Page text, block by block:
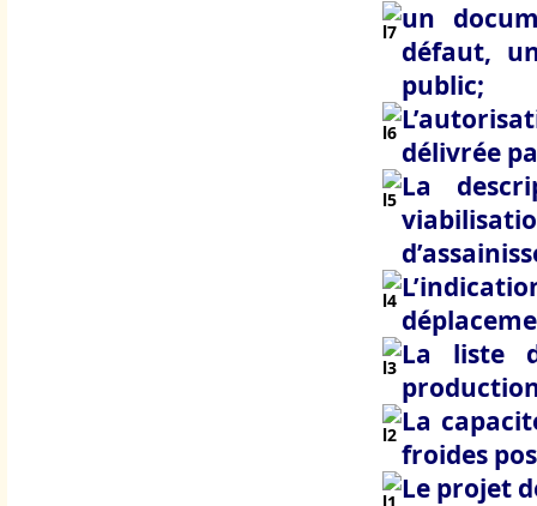
un
défaut,
public;
délivrée
La
La liste
La
froides
Le projet